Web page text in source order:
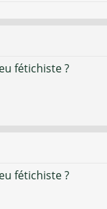
fétichiste ?
fétichiste ?